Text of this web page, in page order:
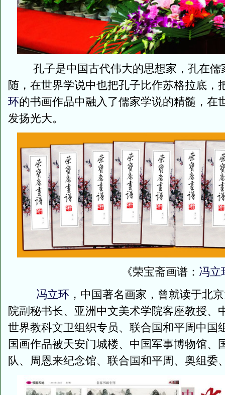
孔子是中国古代伟大的思想家，孔在儒
随，在世界学说中也把孔子比作苏格拉底，
环的书画作品中融入了儒家学说的精髓，在
发扬光大。
《荣宝斋画谱： 冯立
冯立环 ，中国著名画家，曾就读于北
院副秘书长、亚洲中文美术学院客座教授、
世界教科文卫组织专员、联合国和平周中国
国画作品被天安门城楼、中国军事博物馆、
队、周恩来纪念馆、联合国和平周、奥组委